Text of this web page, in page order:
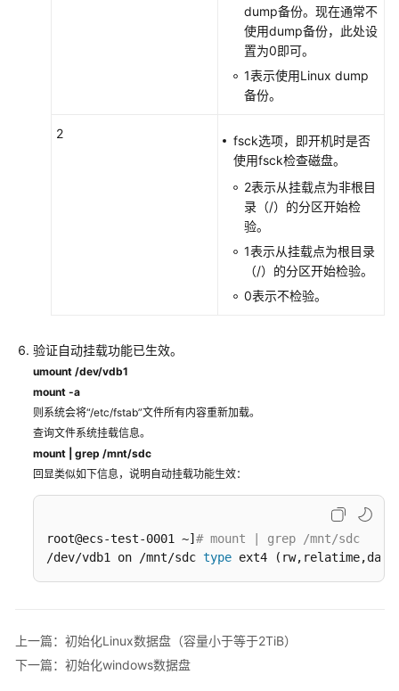
dump备份。现在通常不
使用dump备份，此处设
置为0即可。
1表示使用Linux dump
备份。
2
fsck选项，即开机时是否
使用fsck检查磁盘。
2表示从挂载点为非根目
录（/）的分区开始检
验。
1表示从挂载点为根目录
（/）的分区开始检验。
0表示不检验。
验证自动挂载功能已生效。
umount /dev/vdb1
mount -a
则系统会将“/etc/fstab”文件所有内容重新加载。
查询文件系统挂载信息。
mount
grep /mnt/sdc
回显类似如下信息，说明自动挂载功能生效：
root@ecs-test-0001 ~] # mount | grep /mnt/sdc
/dev/vdb1 on /mnt/sdc type ext4
上一篇：初始化Linux数据盘（容量小于等于2TiB）
下一篇：初始化windows数据盘